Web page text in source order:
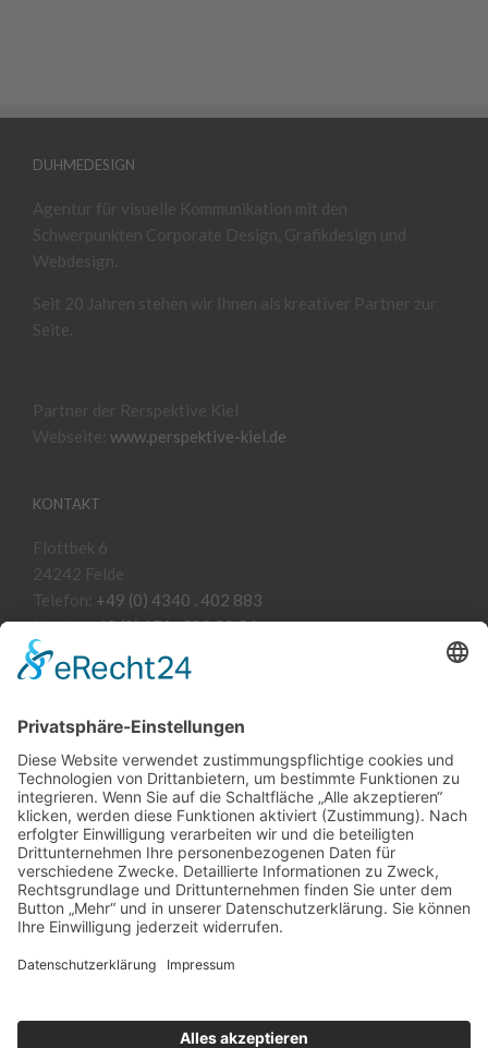
DUHMEDESIGN
Agentur für visuelle Kommunikation mit den
Schwerpunkten Corporate Design, Grafikdesign und
Webdesign.
Seit 20 Jahren stehen wir Ihnen als kreativer Partner zur
Seite.
Partner der Rerspektive Kiel
Webseite: www.perspektive-kiel.de
KONTAKT
Flottbek 6
24242 Felde
Telefon: +49 (0) 4340 . 402 883
Handy:+49 (0) 170 . 583 90 54
E-Mail:
mail@carsten-duhme.de
Webseite:www.carsten-duhme.de
Corporate Design Grafikdesign Webdesign Illustration
Briefbogen Visitenkarte Werbung Broschüre Flyer Folder
Prospekt Anzeige Katalog Formular Plakat Postkarte
Mailing Aufkleber Beschriftung Schilder Displaysystem
PRIVATSPHÄRE-EINSTELLUNGEN
Cookie-Einstellungen